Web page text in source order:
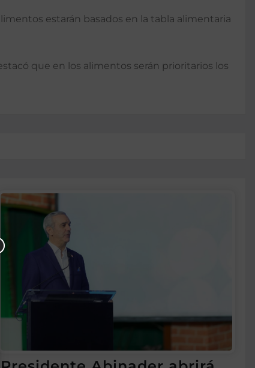
estarán basados en la tabla alimentaria
que en los alimentos serán prioritarios los